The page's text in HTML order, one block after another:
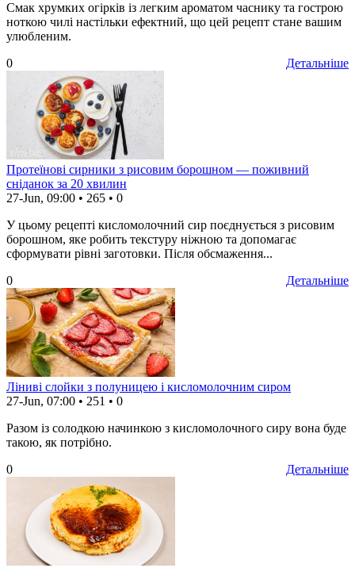
Смак хрумких огірків із легким ароматом часнику та гострою
ноткою чилі настільки ефектний, що цей рецепт стане вашим
улюбленим.
Детальніше
0
Протеїнові сирники з рисовим борошном — поживний
сніданок за 20 хвилин
27-Jun, 09:00 • 265 • 0
У цьому рецепті кисломолочний сир поєднується з рисовим
борошном, яке робить текстуру ніжною та допомагає
сформувати рівні заготовки. Після обсмаження...
Детальніше
0
Ліниві слойки з полуницею і кисломолочним сиром
27-Jun, 07:00 • 251 • 0
Разом із солодкою начинкою з кисломолочного сиру вона буде
такою, як потрібно.
Детальніше
0